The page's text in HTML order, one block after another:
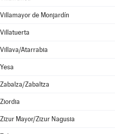
Villamayor de Monjardín
Villatuerta
Villava/Atarrabia
Yesa
Zabalza/Zabaltza
Ziordia
Zizur Mayor/Zizur Nagusia